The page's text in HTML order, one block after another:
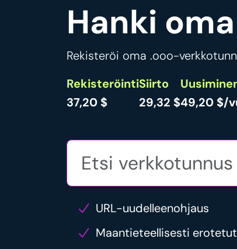
Hanki
Rekisteröi oma .ooo-
Rekisteröinti
37,20 $
Siirto
29,32 $49,20 $/
URL-uudelleenohjaus
Maantieteellisesti